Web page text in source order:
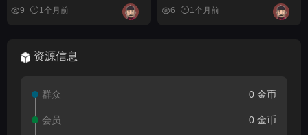
9 1个月前 6 1个月前
资源信息
群众 0 金币
会员 0 金币